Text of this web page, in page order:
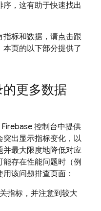
，这有助于快速找出
指标和数据，请点击跟
本页的以下部分提供了
更多数据
Firebase 控制台中提供
突出显示指标变化，以
并最大限度地降低对应
存在性能问题时（例
该问题排查页面：
指标，并注意到较大